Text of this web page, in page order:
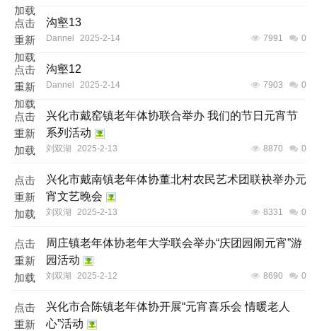
加载
点击
重新
加载
沟壑13
Dannel 2025-2-14 7991 0
点击
重新
加载
沟壑12
Dannel 2025-2-14 7903 0
点击
重新
加载
兴化市戴窑镇老年体协联合举办 我们的节日元宵节
系列活动
刘双湖 2025-2-13 8870 0
点击
重新
加载
兴化市戴南镇老年体协董北村农民艺术团联袂举办元
宵文艺晚会
刘双湖 2025-2-13 8331 0
点击
重新
加载
周庄镇老年体协老年大学联会举办“庆团园闹元宵”游
园活动
刘双湖 2025-2-12 8690 0
点击
重新
兴化市合陈镇老年体协开展“元宵喜乐会 情暖老人
心”活动